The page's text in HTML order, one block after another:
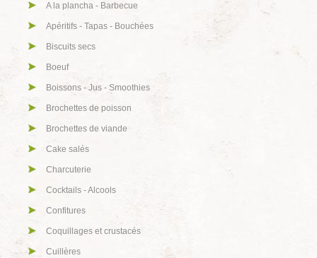
A la plancha - Barbecue
Apéritifs - Tapas - Bouchées
Biscuits secs
Boeuf
Boissons - Jus - Smoothies
Brochettes de poisson
Brochettes de viande
Cake salés
Charcuterie
Cocktails - Alcools
Confitures
Coquillages et crustacés
Cuillères